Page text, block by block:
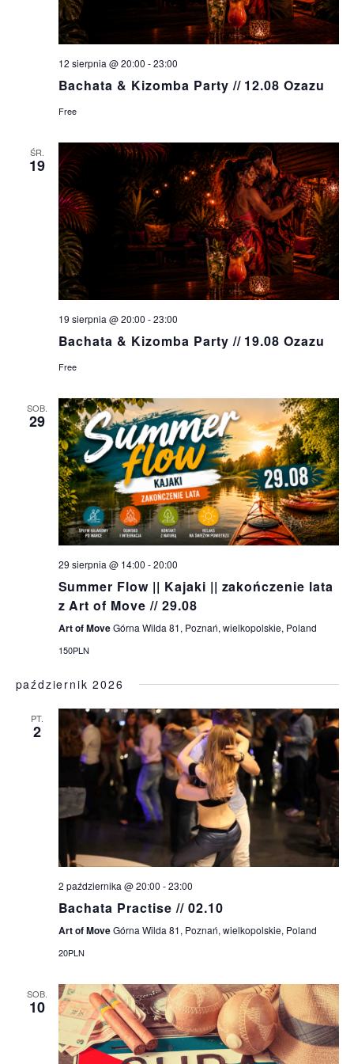
E
A
R
A
N
D
V
I
E
S
A
V
I
G
A
T
I
N
W
S
G
A
T
I
O
N
12 sierpnia @ 20:00 -23:00
Bachata & Kizomba Party // 12.08 Ozazu
Free
ŚR.
19
19 sierpnia @ 20:00 -23:00
Bachata & Kizomba Party // 19.08 Ozazu
Free
SOB.
29
29 sierpnia @ 14:00 -20:00
Summer Flow || Kajaki || zakończenie lata
z Art of Move // 29.08
Art of MoveGórna Wilda 81, Poznań, wielkopolskie, Poland
150PLN
październik 2026
PT.
2
2 października @ 20:00 -23:00
Bachata Practise // 02.10
Art of MoveGórna Wilda 81, Poznań, wielkopolskie, Poland
20PLN
SOB.
10